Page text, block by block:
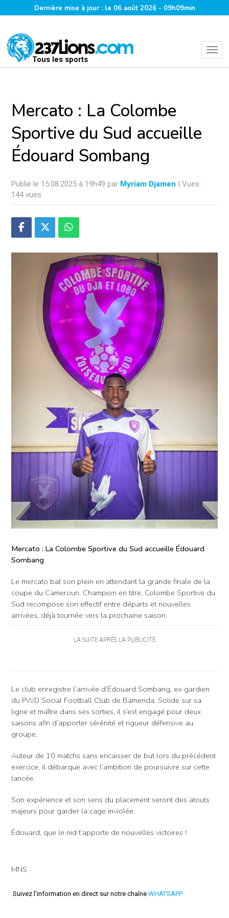
Dernière mise à jour : le 06 août 2026 - 09h09min
Tous les sports
Mercato : La Colombe
Sportive du Sud accueille
Édouard Sombang
Publié le 15.08.2025 à 19h49 par Myriam Djamen | Vues :
144 vues
Mercato : La Colombe Sportive du Sud accueille Édouard
Sombang
Le mercato bat son plein en attendant la grande finale de la
coupe du Cameroun. Champion en titre, Colombe Sportive du
Sud recompose son effectif entre départs et nouvelles
arrivées, déjà tournée vers la prochaine saison.
LA SUITE APRÈS LA PUBLICITÉ
Le club enregistre l’arrivée d’Édouard Sombang, ex-gardien
du PWD Social Football Club de Bamenda. Solide sur sa
ligne et maître dans ses sorties, il s’est engagé pour deux
saisons afin d’apporter sérénité et rigueur défensive au
groupe.
Auteur de 10 matchs sans encaisser de but lors du précédent
exercice, il débarque avec l’ambition de poursuivre sur cette
lancée.
Son expérience et son sens du placement seront des atouts
majeurs pour garder la cage inviolée.
Édouard, que le nid t’apporte de nouvelles victoires !
MNS
Suivez l'information en direct sur notre chaîne WHATSAPP